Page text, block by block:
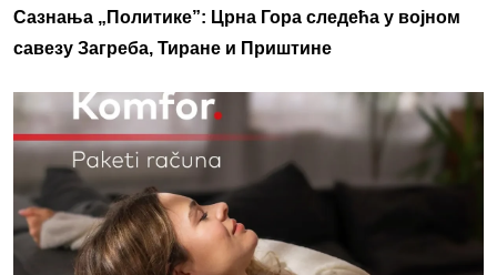
Сазнања „Политике”: Црна Гора следећа у војном
савезу Загреба, Тиране и Приштине